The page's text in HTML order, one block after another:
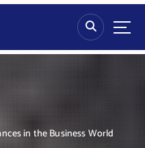
in the Business World